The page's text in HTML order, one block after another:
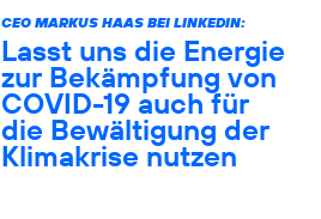
CEO MARKUS HAAS BEI LINKEDIN:
Lasst uns die Energie
zur Bekämpfung von
COVID-19 auch für
die Bewältigung der
Klimakrise nutzen